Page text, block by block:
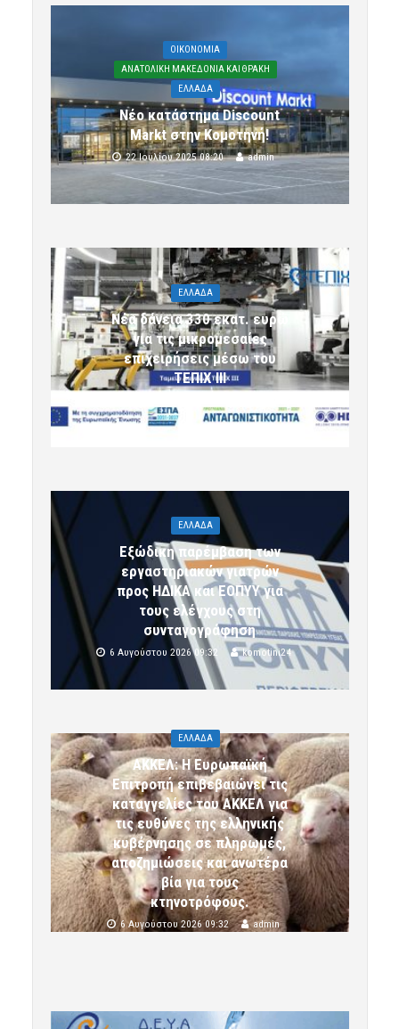
OIKONOMIA
ΑΝΑΤΟΛΙΚΗ ΜΑΚΕΔΟΝΙΑ ΚΑΙ ΘΡΑΚΗ
ΕΛΛΑΔΑ
Νέο κατάστημα Discount
Markt στην Κομοτηνή!
22 Ιουλίου 2025 08:20 admin
ΕΛΛΑΔΑ
Νέα δάνεια 330 εκατ. ευρώ
για τις μικρομεσαίες
επιχειρήσεις μέσω του
ΤΕΠΙΧ ΙΙΙ
ΕΛΛΑΔΑ
Εξώδικη παρέμβαση των
εργαστηριακών γιατρών
προς ΗΔΙΚΑ και ΕΟΠΥΥ για
τους ελέγχους στη
συνταγογράφηση
6 Αυγούστου 2026 09:32 komotini24
ΕΛΛΑΔΑ
ΑΚΚΕΛ: Η Ευρωπαϊκή
Επιτροπή επιβεβαιώνει τις
καταγγελίες του ΑΚΚΕΛ για
τις ευθύνες της ελληνικής
κυβέρνησης σε πληρωμές,
αποζημιώσεις και ανωτέρα
βία για τους
κτηνοτρόφους.
6 Αυγούστου 2026 09:32 admin